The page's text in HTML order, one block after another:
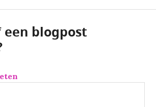
blogpost